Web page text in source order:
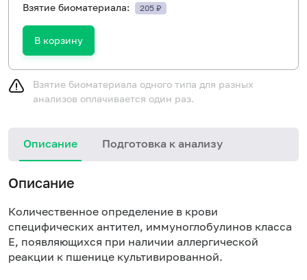
Взятие биоматериала: 205 ₽
В корзину
Взятие биоматериала одного типа для разных
анализов оплачивается один раз.
Описание Подготовка к анализу
Описание
Количественное определение в крови
специфических антител, иммуноглобулинов класса
E, появляющихся при наличии аллергической
реакции к пшенице культивированной.